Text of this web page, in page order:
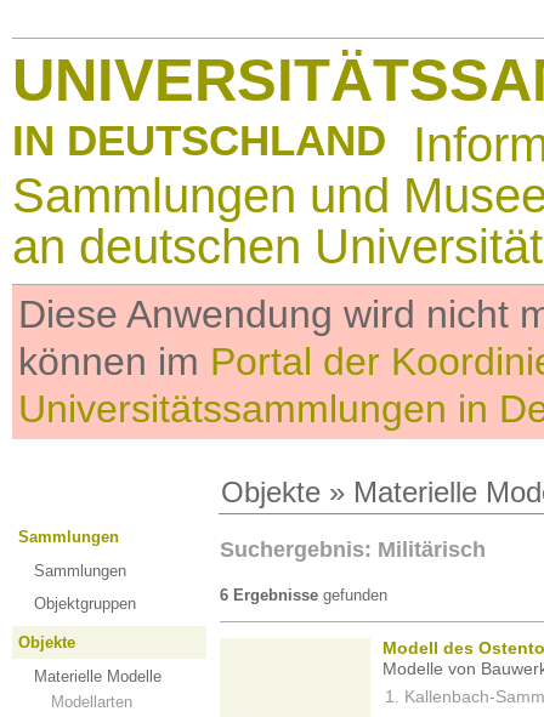
IN DEUTSCHLAND
Sammlungen und
an deutschen
Diese Anwendung wird nicht
können im Portal der
Universitätssammlungen in
Objekte » Materielle
Sammlungen
Sammlungen
Objektgruppen
Objekte
Materielle Modelle
Modellarten
Suchergebnis: Militärisch
6 Ergebnisse gefunden
Modell des
Modelle von
Kallenbach-